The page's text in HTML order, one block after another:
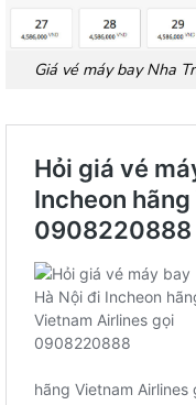
Giá vé máy bay Nha